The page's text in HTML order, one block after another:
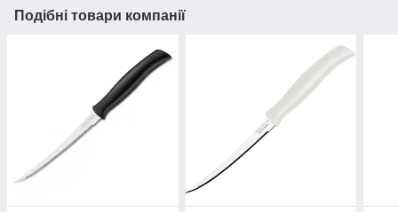
Подібні товари компанії